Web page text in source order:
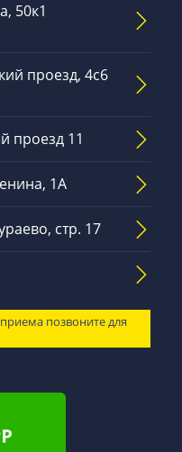
50к1
проезд, 4с6
проезд 11
1А
стр. 17
позвоните для